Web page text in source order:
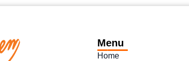
Menu
Home